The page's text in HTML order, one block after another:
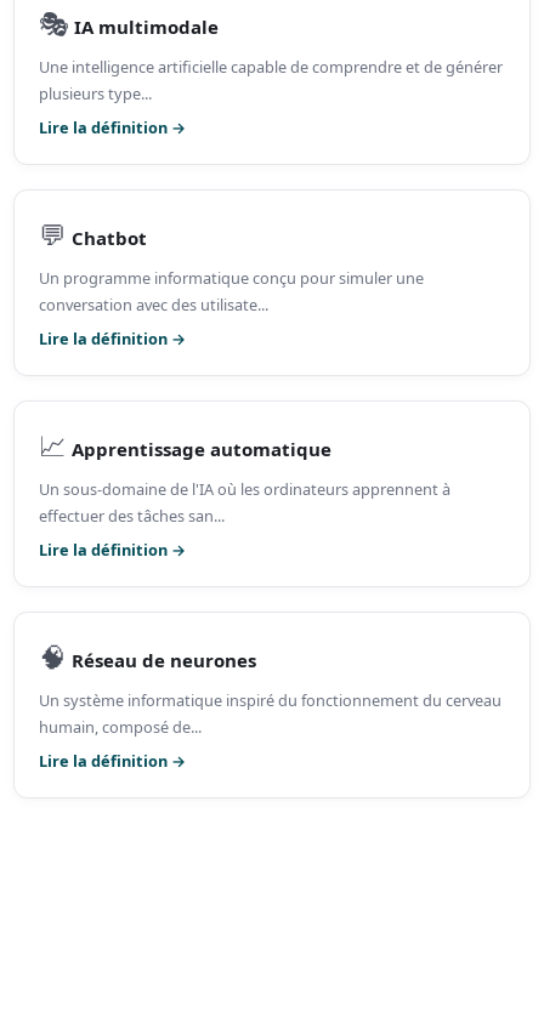
🎭 IA multimodale
Une intelligence artificielle capable de comprendre et de générer
plusieurs type...
Lire la définition →
💬 Chatbot
Un programme informatique conçu pour simuler une
conversation avec des utilisate...
Lire la définition →
📈 Apprentissage automatique
Un sous-domaine de l'IA où les ordinateurs apprennent à
effectuer des tâches san...
Lire la définition →
🧠 Réseau de neurones
Un système informatique inspiré du fonctionnement du cerveau
humain, composé de...
Lire la définition →